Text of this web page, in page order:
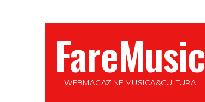
FareMusic
WEBMAGAZINE MUSICA&CULTURA